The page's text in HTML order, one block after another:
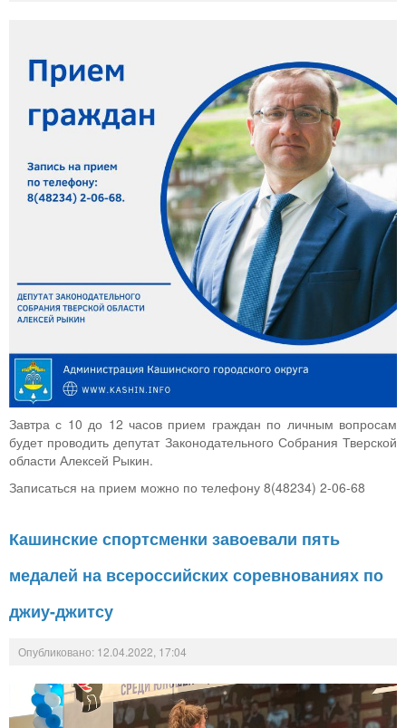
Завтра с 10 до 12 часов прием граждан по личным вопросам
будет проводить депутат Законодательного Собрания Тверской
области Алексей Рыкин.
Записаться на прием можно по телефону 8(48234) 2-06-68
Кашинские спортсменки завоевали пять
медалей на всероссийских соревнованиях по
джиу-джитсу
Опубликовано: 12.04.2022, 17:04